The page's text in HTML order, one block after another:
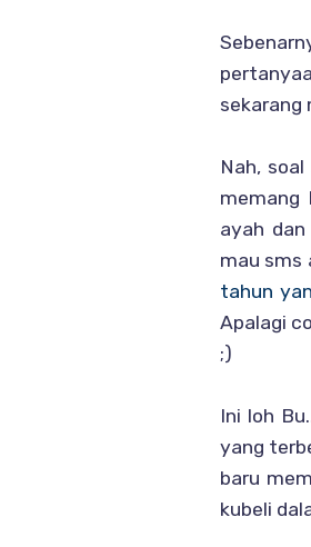
sekarang
Nah,
memang
ayah
mau sms
tahun
Apalagi
;)
Ini loh
yang
baru
kubeli